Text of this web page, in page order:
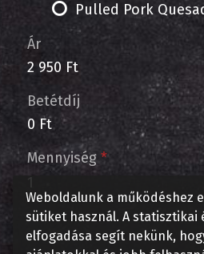
Pulled Pork
Ár
2 950 Ft
Betétdíj
0 Ft
Mennyiség *
Weboldalunk a működéshez
sütiket használ. A statisztikai
elfogadása segít nekünk,